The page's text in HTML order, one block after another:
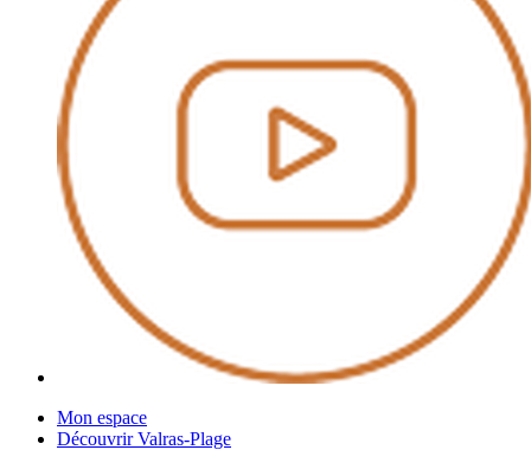
Mon espace
Découvrir Valras-Plage